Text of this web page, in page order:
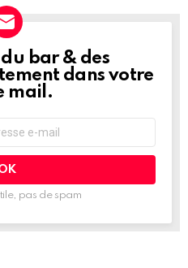
bar & des
dans votre
mail.
pas de spam